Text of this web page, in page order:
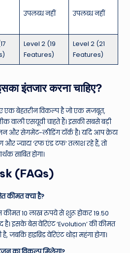
उपलब्ध नहीं उपलब्ध नहीं
Level 2 (19
Features)
Level 2 (21
Features)
इंतजार करना चाहिए?
एक बेहतरीन विकल्प है जो एक मजबूत,
वाली एसयूवी चाहते हैं। इसकी सबसे बड़ी
और सेगमेंट-लीडिंग टॉर्क है। यदि आप क्रेटा
ज्यादा ‘रफ एंड टफ’ तलाश रहे हैं, तो
साबित होगा।
(FAQs)
कीमत क्या है?
कीमत 10 लाख रुपये से शुरू होकर 19.50
इसके बेस वेरिएंट ‘Evolution’ की कीमत
जबकि हाइब्रिड वेरिएंट थोड़ा महंगा होगा।